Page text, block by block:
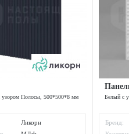
узором Полосы, 500*500*8 мм
Ликорн
Белый с
Бренд: